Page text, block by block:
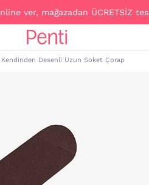
mağazadan ÜCRETSİZ teslim al!
Desenli Uzun Soket Çorap